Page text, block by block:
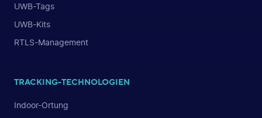
UWB-Tags
UWB-Kits
RTLS-Management
TRACKING-TECHNOLOGIEN
Indoor-Ortung